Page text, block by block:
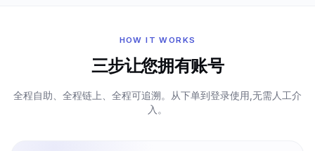
HOW IT WORKS
三步让您拥有账号
全程自助、全程链上、全程可追溯。从下单到登录使用,无需人工介
入。